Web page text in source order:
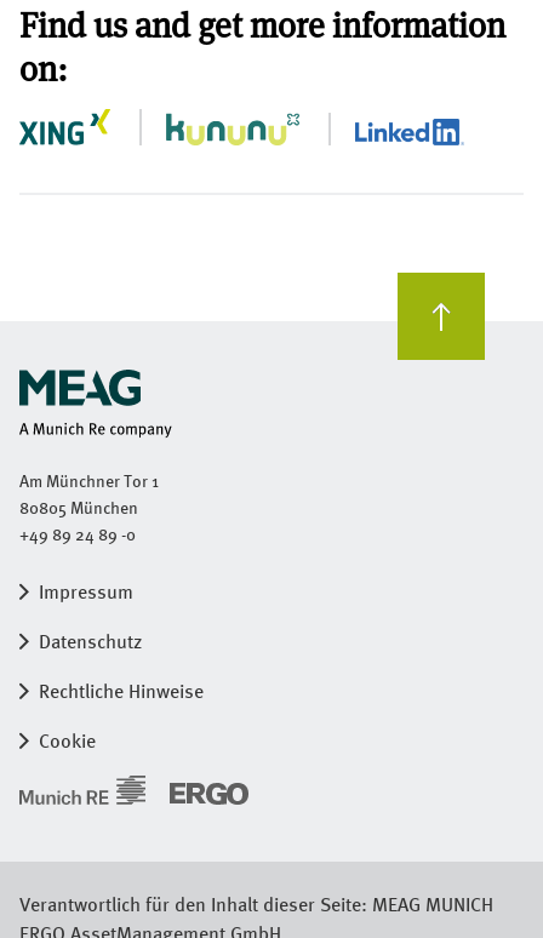
Find us and get more information
on:
Am Münchner Tor 1
80805 München
+49 89 24 89 -0
Impressum
Datenschutz
Rechtliche Hinweise
Cookie
Verantwortlich für den Inhalt dieser Seite: MEAG MUNICH
ERGO AssetManagement GmbH